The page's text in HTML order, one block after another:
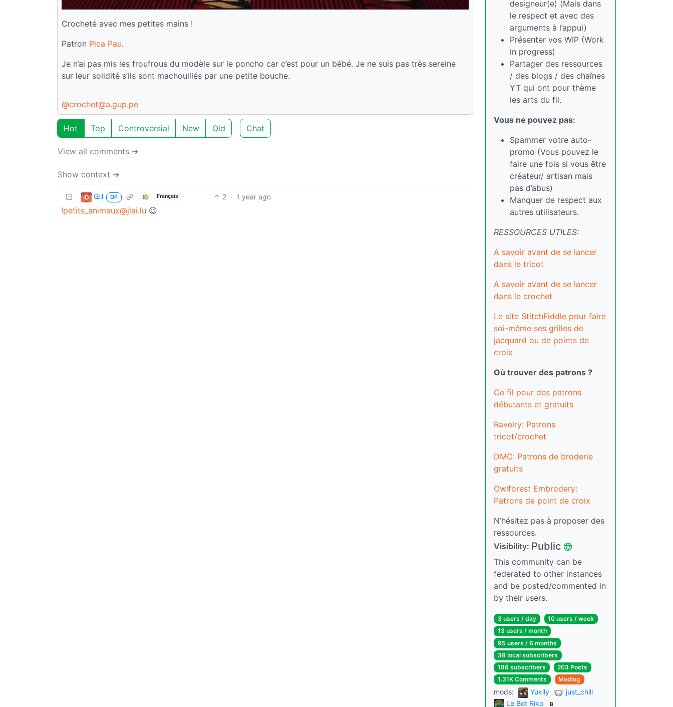
Crocheté avec mes petites mains !
Patron Pica Pau.
Je n’ai pas mis les froufrous du modèle sur le poncho car c’est pour un bébé. Je ne suis pas très sereine
sur leur solidité s’ils sont machouillés par une petite bouche.
@crochet@a.gup.pe
Hot Top Controversial New Old Chat
View all comments ➔
Show context ➔
Œil OP Français 2 · 1 year ago
!petits_animaux@jlai.lu 😉
designeur(e) (Mais dans
le respect et avec des
arguments à l’appui)
Présenter vos WIP (Work
in progress)
Partager des ressources
/ des blogs / des chaînes
YT qui ont pour thème
les arts du fil.
Vous ne pouvez pas:
Spammer votre auto-
promo (Vous pouvez le
faire une fois si vous être
créateur/ artisan mais
pas d’abus)
Manquer de respect aux
autres utilisateurs.
RESSOURCES UTILES:
A savoir avant de se lancer
dans le tricot
A savoir avant de se lancer
dans le crochet
Le site StitchFiddle pour faire
soi-même ses grilles de
jacquard ou de points de
croix
Où trouver des patrons ?
Ce fil pour des patrons
débutants et gratuits
Ravelry: Patrons
tricot/crochet
DMC: Patrons de broderie
gratuits
Owlforest Embrodery:
Patrons de point de croix
N’hésitez pas à proposer des
ressources.
Visibility: Public
This community can be
federated to other instances
and be posted/commented in
by their users.
3 users / day
10 users / week
13 users / month
95 users / 6 months
38 local subscribers
186 subscribers
203 Posts
1.31K Comments
Modlog
mods: Yukily
just_chill
Le Bot Riko
B